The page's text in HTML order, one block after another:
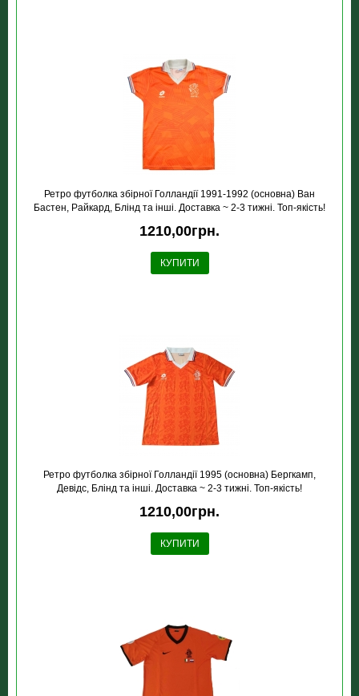
Ретро футболка збірної Голландії 1991-1992 (основна) Ван
Бастен, Райкард, Блінд та інші. Доставка ~ 2-3 тижні. Топ-якість!
1210,00грн.
КУПИТИ
Ретро футболка збірної Голландії 1995 (основна) Бергкамп,
Девідс, Блінд та інші. Доставка ~ 2-3 тижні. Топ-якість!
1210,00грн.
КУПИТИ